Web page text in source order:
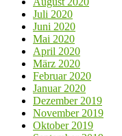
Juli 2020
Juni 2020
Mai 2020
April 2020
März 2020
Februar 2020
Januar 2020
Dezember 2019
November 2019
Oktober 2019